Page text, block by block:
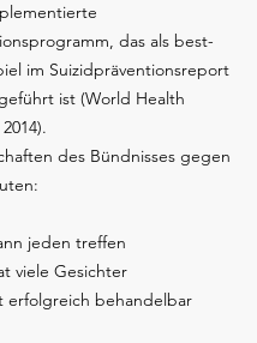
das als best-
im Suizidpräventionsreport
ist (World Health
des Bündnisses gegen
jeden treffen
viele Gesichter
erfolgreich behandelbar